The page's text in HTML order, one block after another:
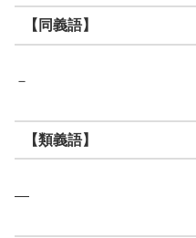
【同義語】
－
【類義語】
―